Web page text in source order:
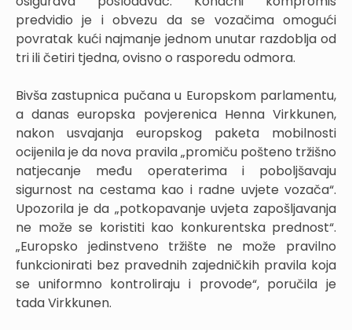
predvidio je i obvezu da se vozačima omogući
povratak kući najmanje jednom unutar razdoblja od
tri ili četiri tjedna, ovisno o rasporedu odmora.
Bivša zastupnica pučana u Europskom parlamentu,
a danas europska povjerenica Henna Virkkunen,
nakon usvajanja europskog paketa mobilnosti
ocijenila je da nova pravila „promiču pošteno tržišno
natjecanje među operaterima i poboljšavaju
sigurnost na cestama kao i radne uvjete vozača“.
Upozorila je da „potkopavanje uvjeta zapošljavanja
ne može se koristiti kao konkurentska prednost“.
„Europsko jedinstveno tržište ne može pravilno
funkcionirati bez pravednih zajedničkih pravila koja
se uniformno kontroliraju i provode“, poručila je
tada Virkkunen.